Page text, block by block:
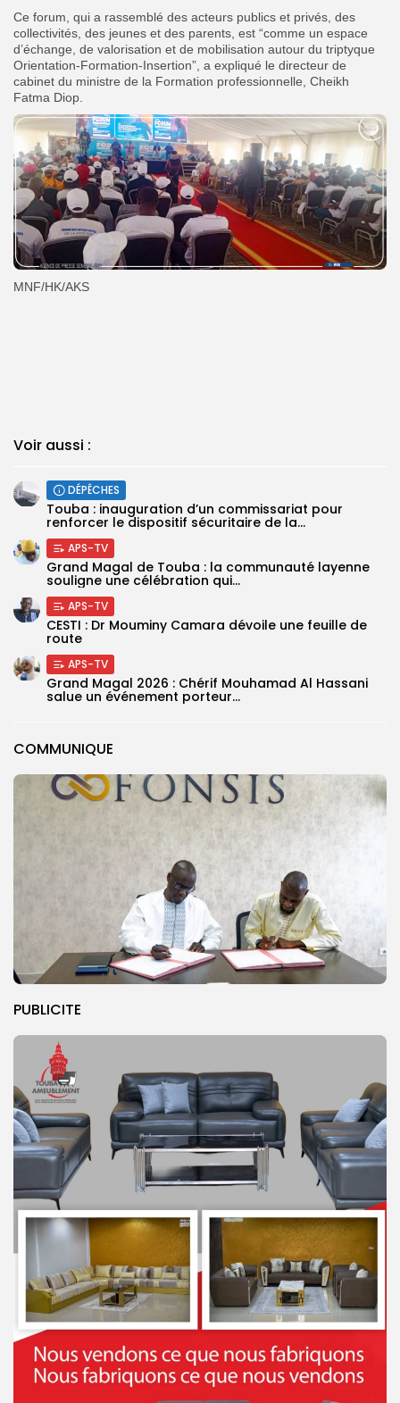
COMMUNIQUE
PUBLICITE
Ce forum, qui a rassemblé des acteurs publics et privés, des
collectivités, des jeunes et des parents, est “comme un espace
d’échange, de valorisation et de mobilisation autour du triptyque
Orientation-Formation-Insertion”, a expliqué le directeur de
cabinet du ministre de la Formation professionnelle, Cheikh
Fatma Diop.
MNF/HK/AKS
Voir aussi :
DÉPÊCHES
Touba : inauguration d’un commissariat pour
renforcer le dispositif sécuritaire de la...
APS-TV
Grand Magal de Touba : la communauté layenne
souligne une célébration qui...
APS-TV
CESTI : Dr Mouminy Camara dévoile une feuille de
route
APS-TV
Grand Magal 2026 : Chérif Mouhamad Al Hassani
salue un événement porteur...